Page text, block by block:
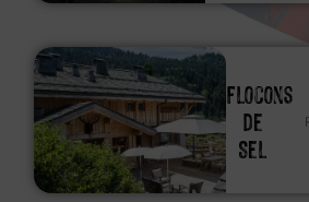
Flocons
de
Sel